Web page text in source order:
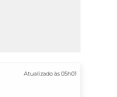
Atualizado às 05h01